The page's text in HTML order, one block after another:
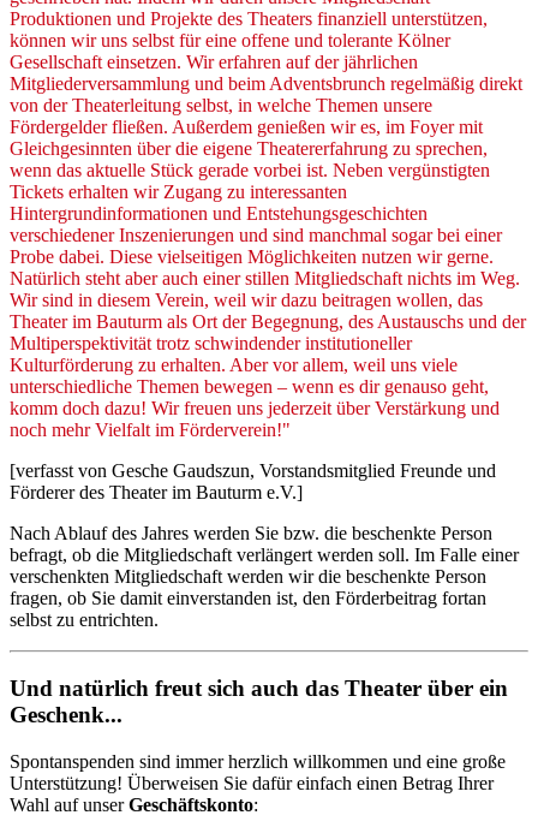
Produktionen und Projekte des Theaters finanziell unterstützen,
können wir uns selbst für eine offene und tolerante Kölner
Gesellschaft einsetzen. Wir erfahren auf der jährlichen
Mitgliederversammlung und beim Adventsbrunch regelmäßig direkt
von der Theaterleitung selbst, in welche Themen unsere
Fördergelder fließen. Außerdem genießen wir es, im Foyer mit
Gleichgesinnten über die eigene Theatererfahrung zu sprechen,
wenn das aktuelle Stück gerade vorbei ist. Neben vergünstigten
Tickets erhalten wir Zugang zu interessanten
Hintergrundinformationen und Entstehungsgeschichten
verschiedener Inszenierungen und sind manchmal sogar bei einer
Probe dabei. Diese vielseitigen Möglichkeiten nutzen wir gerne.
Natürlich steht aber auch einer stillen Mitgliedschaft nichts im Weg.
Wir sind in diesem Verein, weil wir dazu beitragen wollen, das
Theater im Bauturm als Ort der Begegnung, des Austauschs und der
Multiperspektivität trotz schwindender institutioneller
Kulturförderung zu erhalten. Aber vor allem, weil uns viele
unterschiedliche Themen bewegen – wenn es dir genauso geht,
komm doch dazu! Wir freuen uns jederzeit über Verstärkung und
noch mehr Vielfalt im Förderverein!"
[verfasst von Gesche Gaudszun, Vorstandsmitglied Freunde und
Förderer des Theater im Bauturm e.V.]
Nach Ablauf des Jahres werden Sie bzw. die beschenkte Person
befragt, ob die Mitgliedschaft verlängert werden soll. Im Falle einer
verschenkten Mitgliedschaft werden wir die beschenkte Person
fragen, ob Sie damit einverstanden ist, den Förderbeitrag fortan
selbst zu entrichten.
Und natürlich freut sich auch das Theater über ein
Geschenk...
Spontanspenden sind immer herzlich willkommen und eine große
Unterstützung! Überweisen Sie dafür einfach einen Betrag Ihrer
Wahl auf unserGeschäftskonto: